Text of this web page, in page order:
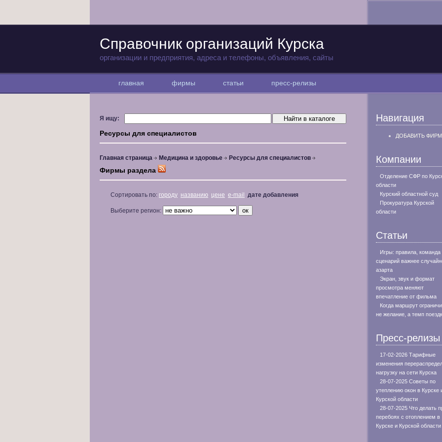
Справочник организаций Курска
организации и предприятия, адреса и телефоны, объявления, сайты
главная фирмы статьи пресс-релизы
Я ищу:
Ресурсы для специалистов
Главная страница Медицина и здоровье Ресурсы для специалистов
Фирмы раздела
Сортировать по: городу названию цене e-mail дате добавления
Выберите регион:
Навигация
ДОБАВИТЬ
Компании
Отделение СФР по
области
Курский областной суд
Прокуратура Курской
области
Статьи
Игры: правила, команда
сценарий важнее
азарта
Экран, звук и формат
просмотра меняют
впечатление от фильма
Когда маршрут
не желание, а темп
Пресс-релизы
17-02-2026 Тарифные
изменения
нагрузку на сети Курска
28-07-2025 Советы по
утеплению окон в Курске
Курской области
28-07-2025 Что делать
перебоях с отоплением в
Курске и Курской области